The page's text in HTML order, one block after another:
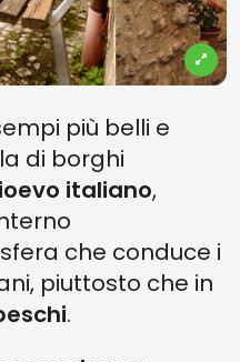
più belli e
di borghi
italiano,
che conduce i
piuttosto che in
.